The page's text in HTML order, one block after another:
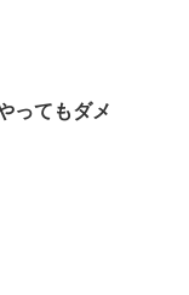
ってもダメ